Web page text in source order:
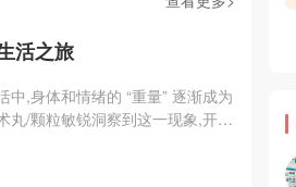
活之旅
,身体和情绪的 “重量” 逐渐成为
丸/颗粒敏锐洞察到这一现象,开创